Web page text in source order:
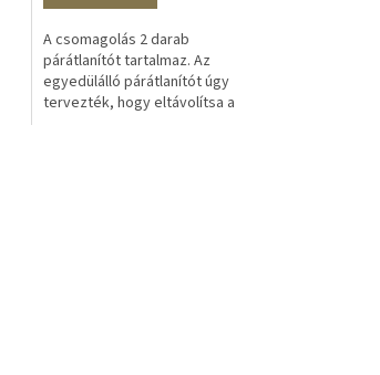
A csomagolás 2 darab
párátlanítót tartalmaz. Az
egyedülálló párátlanítót úgy
tervezték, hogy eltávolítsa a